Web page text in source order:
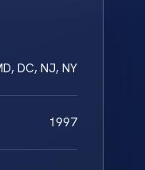
DC, NJ, NY
1997